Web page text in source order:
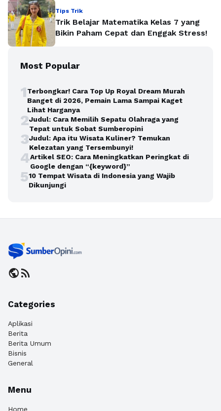
Tips Trik
Trik Belajar Matematika Kelas 7 yang
Bikin Paham Cepat dan Enggak Stress!
Most Popular
1Terbongkar! Cara Top Up Royal Dream Murah
Banget di 2026, Pemain Lama Sampai Kaget
Lihat Harganya
2Judul: Cara Memilih Sepatu Olahraga yang
Tepat untuk Sobat Sumberopini
3Judul: Apa itu Wisata Kuliner? Temukan
Kelezatan yang Tersembunyi!
4Artikel SEO: Cara Meningkatkan Peringkat di
Google dengan “{keyword}”
510 Tempat Wisata di Indonesia yang Wajib
Dikunjungi
publicrss_feed
Categories
Aplikasi
Berita
Berita Umum
Bisnis
General
Menu
Home